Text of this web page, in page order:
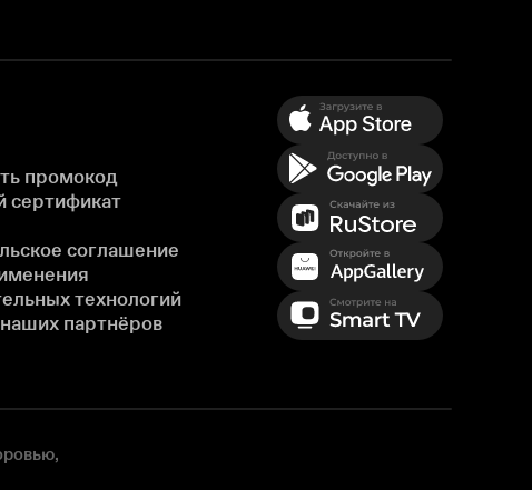
промокод
сертификат
соглашение
технологий
партнёров